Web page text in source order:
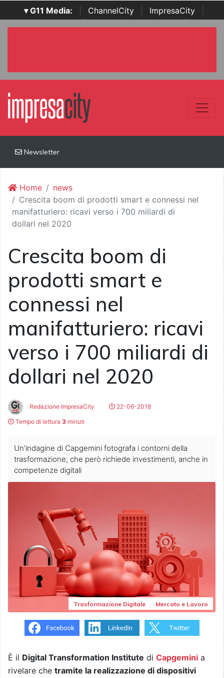
▾ G11 Media: ChannelCity ImpresaCity
SecurityOpenLab | Italian Channel Awards | Italian
Newsletter
Home
news
Crescita boom di prodotti smart e connessi nel
manifatturiero: ricavi verso i 700 miliardi di
dollari nel 2020
Crescita boom di
prodotti smart e
connessi nel
manifatturiero: ricavi
verso i 700 miliardi di
dollari nel 2020
Redazione ImpresaCity
22-06-2018
Tempo di lettura 3 minuti
Un’indagine di Capgemini fotografa i contorni della
trasformazione, che però richiede investimenti, anche in
competenze digitali
Trasformazione Digitale Mercato e Lavoro
È il Digital Transformation Institute di Capgemini a
rivelare che tramite la realizzazione di dispositivi